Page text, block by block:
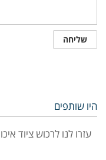
היו שותפים
עזרו לנו לרכוש ציוד